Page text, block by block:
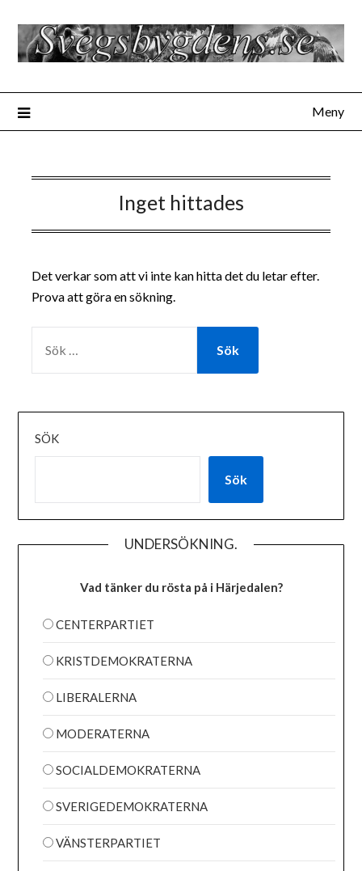
innehåll
Meny
Inget hittades
Det verkar som att vi inte kan hitta det du letar efter.
Prova att göra en sökning.
EFTER:
SÖK
Sök
UNDERSÖKNING.
Vad tänker du rösta på i Härjedalen?
CENTERPARTIET
KRISTDEMOKRATERNA
LIBERALERNA
MODERATERNA
SOCIALDEMOKRATERNA
SVERIGEDEMOKRATERNA
VÄNSTERPARTIET